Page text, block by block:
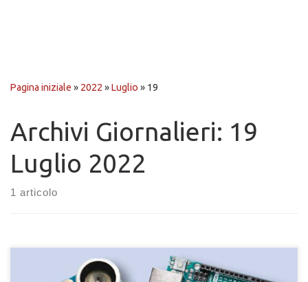
Pagina iniziale » 2022 »Luglio » 19
Archivi Giornalieri: 19
Luglio 2022
1 articolo